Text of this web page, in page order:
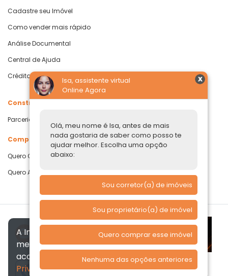
Isa, assistente virtual
Online Agora
Olá, meu nome é Isa, antes de mais
nada gostaria de saber como posso te
ajudar melhor. Escolha uma opção
abaixo:
Sou corretor(a) de imóveis
Sou proprietário(a) de imóvel
Quero comprar esse imóvel
Nenhuma das opções anteriores
Cadastre seu Imóvel
Como vender mais rápido
Análise Documental
Central de Ajuda
Crédito com Garantia de Imóvel
Construtoras
Parcerias Imobiliárias
Comprar ou alugar
Quero Comprar
Quero Alugar
Verificada por
A Imóvelp utiliza cookies para
melhorar a sua experiência, de
acordo com a nossaPolítica de
Privacidade, ao continuar